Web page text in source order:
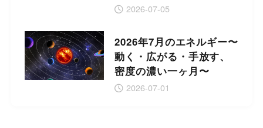
2026-07-05
2026年7月のエネルギー〜
動く・広がる・手放す、
密度の濃い一ヶ月〜
2026-07-01